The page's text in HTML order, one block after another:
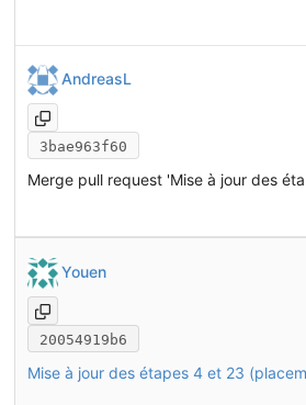
AndreasL
3bae963f60
Youen
20054919b6